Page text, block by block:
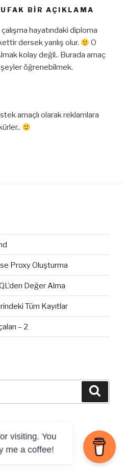
BIR AÇIKLAMA
hayatındaki diploma
dersek yanlış olur.
O
kolay değil.. Burada amaç
öğrenebilmek.
amaçlı olarak reklamlara
Proxy Oluşturma
Değer Alma
Tüm Kayıtlar
– 2